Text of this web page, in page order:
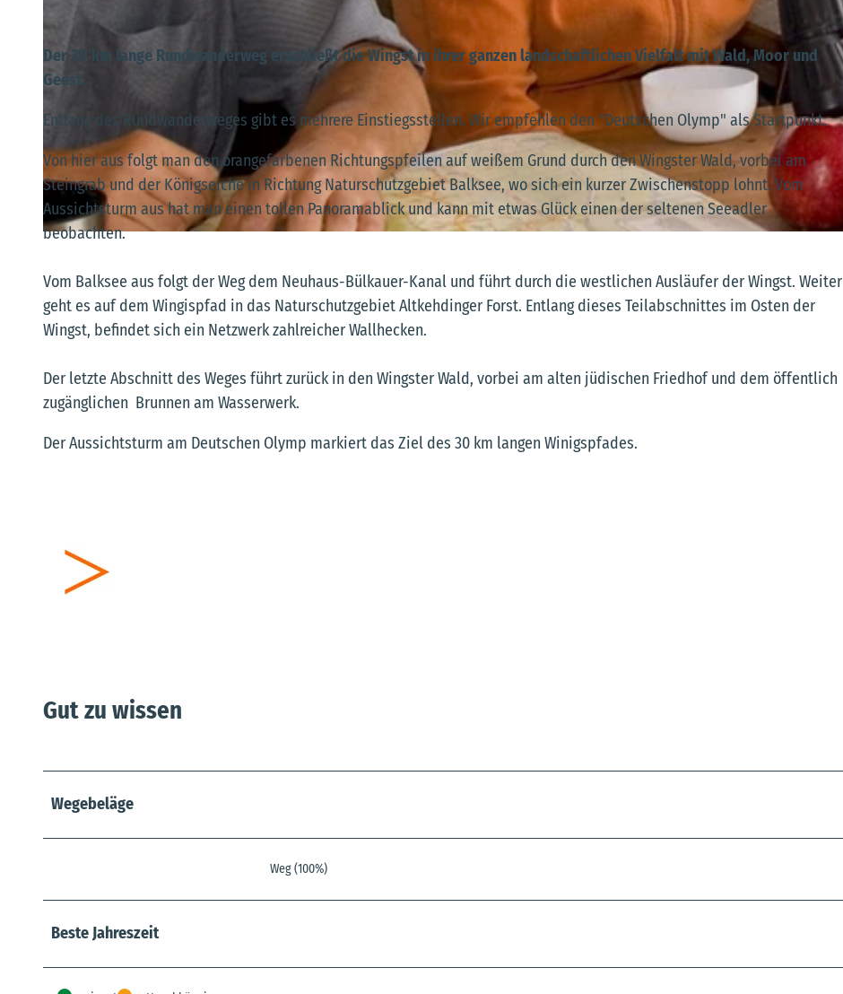
© Bernd Otten, Samtgemeinde Land Hadeln |
Der 30 km lange Rundwanderweg erschließt die Wingst in ihrer ganzen landschaftlichen Vielfalt mit Wald, Moor und
Geest.
Entlang des Rundwanderweges gibt es mehrere Einstiegsstellen. Wir empfehlen den "Deutschen Olymp" als Startpunkt.
Von hier aus folgt man den orangefarbenen Richtungspfeilen auf weißem Grund durch den Wingster Wald, vorbei am
Steingrab und der Königseiche in Richtung Naturschutzgebiet Balksee, wo sich ein kurzer Zwischenstopp lohnt. Vom
Aussichtsturm aus hat man einen tollen Panoramablick und kann mit etwas Glück einen der seltenen Seeadler
beobachten.
Vom Balksee aus folgt der Weg dem Neuhaus-Bülkauer-Kanal und führt durch die westlichen Ausläufer der Wingst. Weiter
geht es auf dem Wingispfad in das Naturschutzgebiet Altkehdinger Forst. Entlang dieses Teilabschnittes im Osten der
Wingst, befindet sich ein Netzwerk zahlreicher Wallhecken.
Der letzte Abschnitt des Weges führt zurück in den Wingster Wald, vorbei am alten jüdischen Friedhof und dem öffentlich
zugänglichen Brunnen am Wasserwerk.
Der Aussichtsturm am Deutschen Olymp markiert das Ziel des 30 km langen Winigspfades.
Gut zu wissen
Wegebeläge
Weg (100%)
Beste Jahreszeit